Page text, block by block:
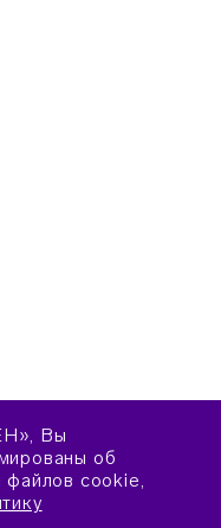
Вы
об
файлов cookie,